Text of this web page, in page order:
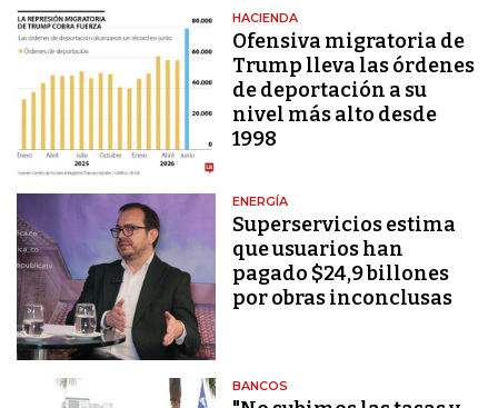
HACIENDA
Ofensiva migratoria de
Trump lleva las órdenes
de deportación a su
nivel más alto desde
1998
ENERGÍA
Superservicios estima
que usuarios han
pagado $24,9 billones
por obras inconclusas
BANCOS